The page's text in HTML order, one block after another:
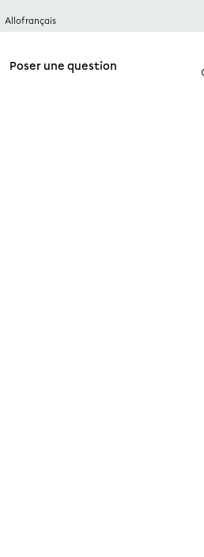
Allofrançais
Poser une question